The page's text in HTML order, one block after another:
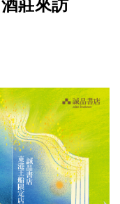
莊來訪